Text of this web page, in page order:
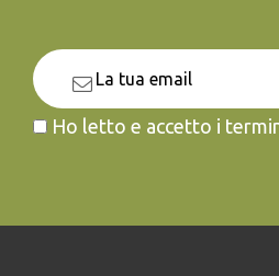
Ho letto e accetto i